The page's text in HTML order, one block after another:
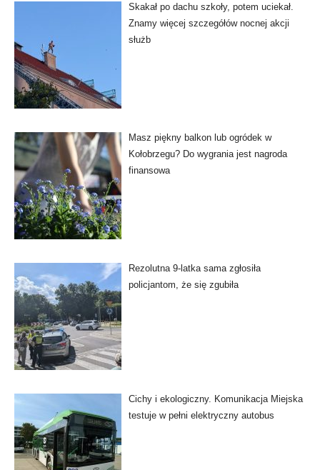
Skakał po dachu szkoły, potem uciekał.
Znamy więcej szczegółów nocnej akcji
służb
Masz piękny balkon lub ogródek w
Kołobrzegu? Do wygrania jest nagroda
finansowa
Rezolutna 9-latka sama zgłosiła
policjantom, że się zgubiła
Cichy i ekologiczny. Komunikacja Miejska
testuje w pełni elektryczny autobus